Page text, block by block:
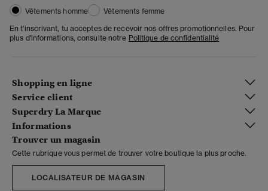
Vêtements homme
Vêtements femme
En t'inscrivant, tu acceptes de recevoir nos offres promotionnelles. Pour
plus d'informations, consulte notre Politique de confidentialité
Shopping en ligne
Service client
Superdry La Marque
Informations
Trouver un magasin
Cette rubrique vous permet de trouver votre boutique la plus proche.
LOCALISATEUR DE MAGASIN